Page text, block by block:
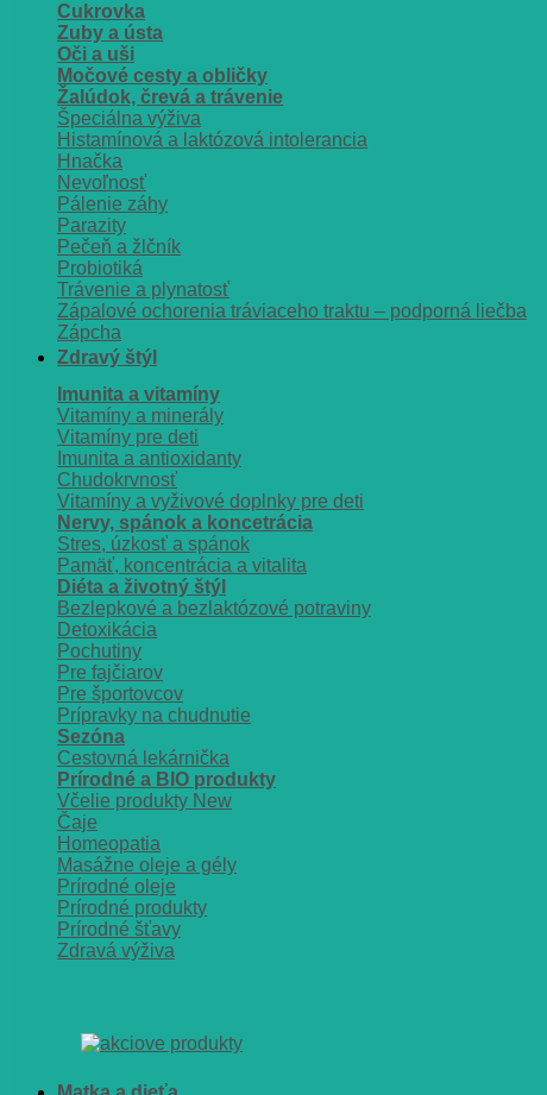
Cukrovka
Zuby a ústa
Oči a uši
Močové cesty a obličky
Žalúdok, črevá a trávenie
Špeciálna výživa
Histamínová a laktózová intolerancia
Hnačka
Nevoľnosť
Pálenie záhy
Parazity
Pečeň a žlčník
Probiotiká
Trávenie a plynatosť
Zápalové ochorenia tráviaceho traktu – podporná liečba
Zápcha
Zdravý štýl
Imunita a vitamíny
Vitamíny a minerály
Vitamíny pre deti
Imunita a antioxidanty
Chudokrvnosť
Vitamíny a vyživové doplnky pre deti
Nervy, spánok a koncetrácia
Stres, úzkosť a spánok
Pamäť, koncentrácia a vitalita
Diéta a životný štýl
Bezlepkové a bezlaktózové potraviny
Detoxikácia
Pochutiny
Pre fajčiarov
Pre športovcov
Prípravky na chudnutie
Sezóna
Cestovná lekárnička
Prírodné a BIO produkty
Včelie produkty
Čaje
Homeopatia
Masážne oleje a gély
Prírodné oleje
Prírodné produkty
Prírodné šťavy
Zdravá výživa